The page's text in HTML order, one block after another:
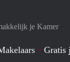
je Kamer
Gratis